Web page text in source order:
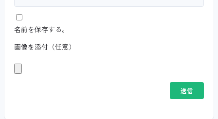
名前を保存する。
画像を添付（任意）